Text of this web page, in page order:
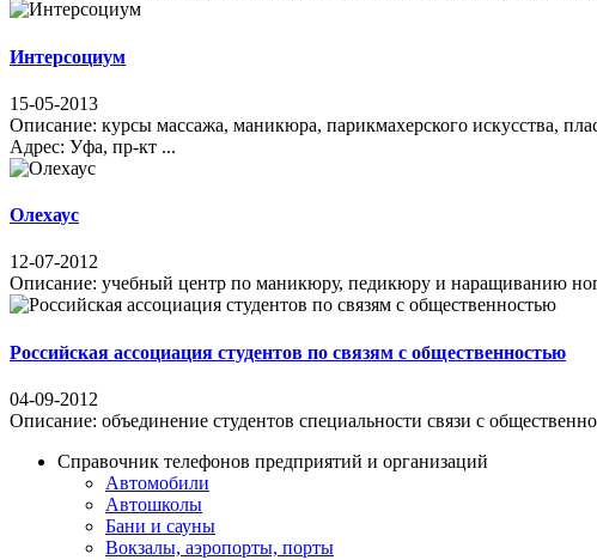
Интерсоциум
15-05-2013
Описание: курсы массажа, маникюра, парикмахерского
Адрес: Уфа, пр-кт ...
Олехаус
12-07-2012
Описание: учебный центр по маникюру, педикюру и наращиванию
Российская ассоциация студентов по связям с общественностью
04-09-2012
Описание: объединение студентов специальности связи с
Справочник телефонов предприятий и организаций
Автомобили
Автошколы
Бани и сауны
Вокзалы, аэропорты, порты